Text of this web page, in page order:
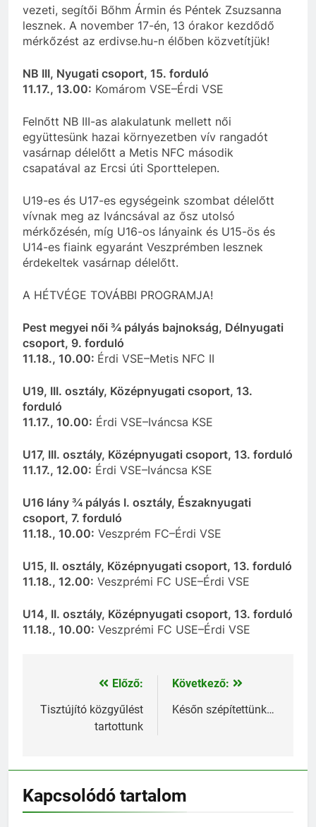
vezeti, segítői Bőhm Ármin és Péntek Zsuzsanna
lesznek. A november 17-én, 13 órakor kezdődő
mérkőzést az erdivse.hu-n élőben közvetítjük!
NB III, Nyugati csoport, 15. forduló
11.17., 13.00: Komárom VSE–Érdi VSE
Felnőtt NB III-as alakulatunk mellett női
együttesünk hazai környezetben vív rangadót
vasárnap délelőtt a Metis NFC második
csapatával az Ercsi úti Sporttelepen.
U19-es és U17-es egységeink szombat délelőtt
vívnak meg az Iváncsával az ősz utolsó
mérkőzésén, míg U16-os lányaink és U15-ös és
U14-es fiaink egyaránt Veszprémben lesznek
érdekeltek vasárnap délelőtt.
A HÉTVÉGE TOVÁBBI PROGRAMJA!
Pest megyei női ¾ pályás bajnokság, Délnyugati
csoport, 9. forduló
11.18., 10.00: Érdi VSE–Metis NFC II
U19, III. osztály, Középnyugati csoport, 13.
forduló
11.17., 10.00: Érdi VSE–Iváncsa KSE
U17, III. osztály, Középnyugati csoport, 13. forduló
11.17., 12.00: Érdi VSE–Iváncsa KSE
U16 lány ¾ pályás I. osztály, Északnyugati
csoport, 7. forduló
11.18., 10.00: Veszprém FC–Érdi VSE
U15, II. osztály, Középnyugati csoport, 13. forduló
11.18., 12.00: Veszprémi FC USE–Érdi VSE
U14, II. osztály, Középnyugati csoport, 13. forduló
11.18., 10.00: Veszprémi FC USE–Érdi VSE
Bejegyzés
navigáció
Előző:
Tisztújító közgyűlést
tartottunk
Következő:
Későn szépítettünk…
Kapcsolódó tartalom